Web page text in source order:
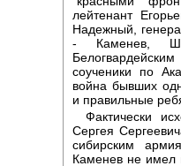
лейтенант
Надежный,
- Каменев,
соученики по
война бывших
и правильные
Фактически
Сергея
сибирским
Каменев не имел